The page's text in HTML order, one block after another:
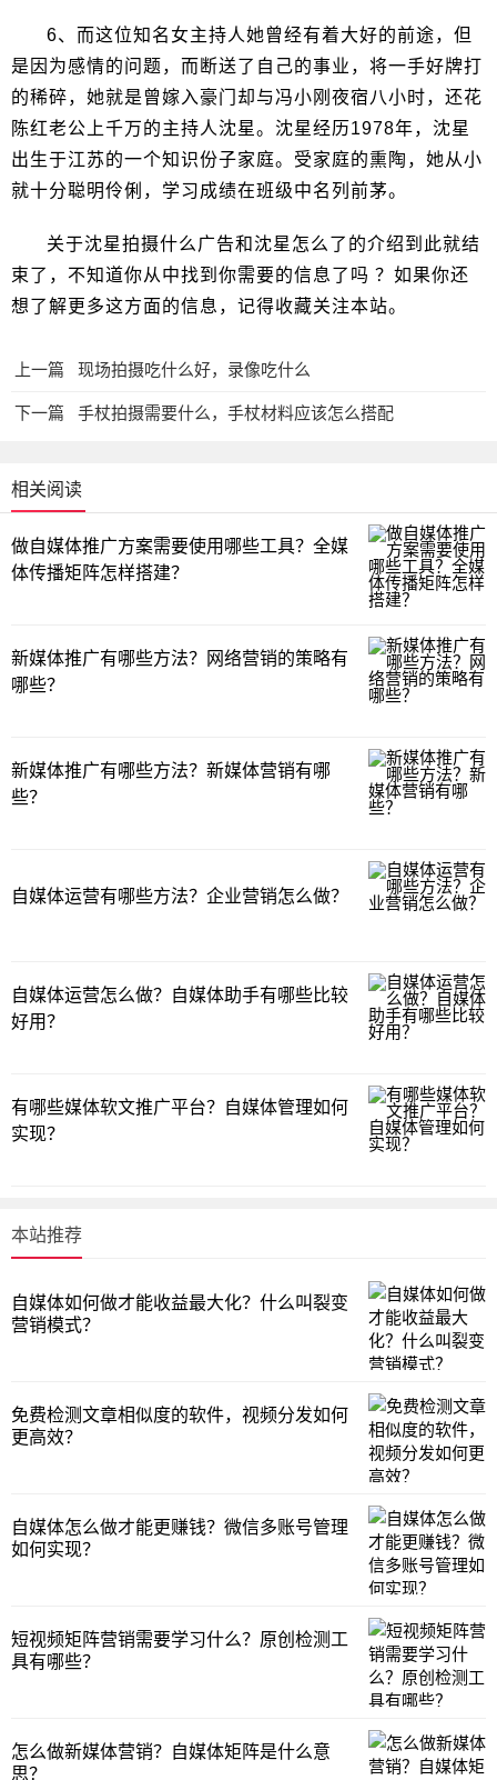
6、而这位知名女主持人她曾经有着大好的前途，但
是因为感情的问题，而断送了自己的事业，将一手好牌打
的稀碎，她就是曾嫁入豪门却与冯小刚夜宿八小时，还花
陈红老公上千万的主持人沈星。沈星经历1978年，沈星
出生于江苏的一个知识份子家庭。受家庭的熏陶，她从小
就十分聪明伶俐，学习成绩在班级中名列前茅。
关于沈星拍摄什么广告和沈星怎么了的介绍到此就结
束了，不知道你从中找到你需要的信息了吗 ？如果你还
想了解更多这方面的信息，记得收藏关注本站。
上一篇 现场拍摄吃什么好，录像吃什么
下一篇 手杖拍摄需要什么，手杖材料应该怎么搭配
相关阅读
做自媒体推广方案需要使用哪些工具？全媒
体传播矩阵怎样搭建？
新媒体推广有哪些方法？网络营销的策略有
哪些？
新媒体推广有哪些方法？新媒体营销有哪
些？
自媒体运营有哪些方法？企业营销怎么做？
自媒体运营怎么做？自媒体助手有哪些比较
好用？
有哪些媒体软文推广平台？自媒体管理如何
实现？
本站推荐
自媒体如何做才能收益最大化？什么叫裂变
营销模式？
免费检测文章相似度的软件，视频分发如何
更高效？
自媒体怎么做才能更赚钱？微信多账号管理
如何实现？
短视频矩阵营销需要学习什么？原创检测工
具有哪些？
怎么做新媒体营销？自媒体矩阵是什么意
思？